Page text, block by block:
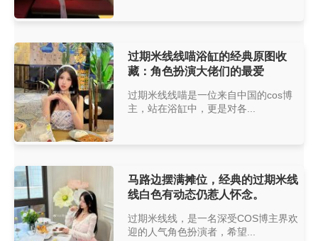
过期米线线喵浴缸的经典原图收
藏：角色扮演大佬们的最爱
过期米线线喵是一位来自中国的cos博
主，站在浴缸中，更是对各...
马路边摆满摊位，经典的过期米线
线白色有动态仍惹人怀念。
过期米线线，是一名深受COS博主界欢
迎的人气角色扮演者，希望...